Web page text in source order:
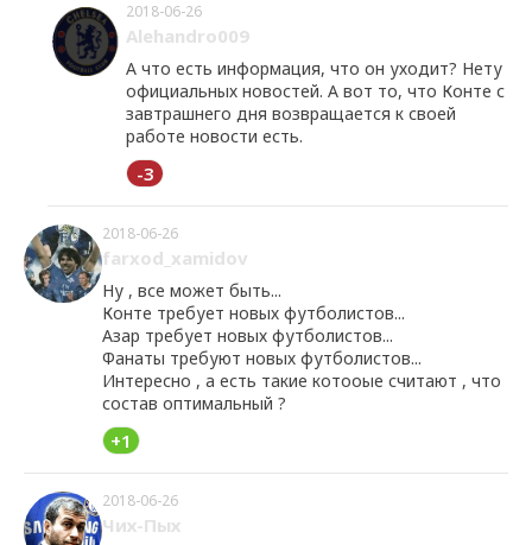
2018-06-26
Alehandro009
А что есть информация, что он уходит? Нету
официальных новостей. А вот то, что Конте с
завтрашнего дня возвращается к своей
работе новости есть.
-3
2018-06-26
farxod_xamidov
Ну , все может быть...
Конте требует новых футболистов...
Азар требует новых футболистов...
Фанаты требуют новых футболистов...
Интересно , а есть такие котооые считают , что
состав оптимальный ?
+1
2018-06-26
Чих-Пых